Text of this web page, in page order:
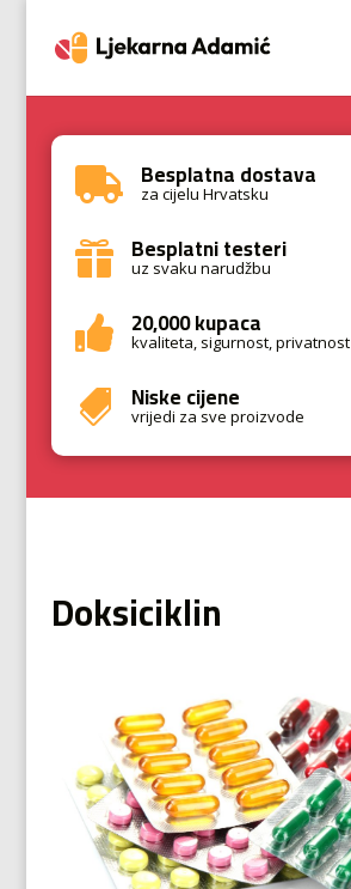
 Besplatna dostava
za cijelu Hrvatsku
 Besplatni testeri
uz svaku narudžbu
 20,000 kupaca
kvaliteta, sigurnost, privatnost
 Niske cijene
vrijedi za sve proizvode
Doksiciklin